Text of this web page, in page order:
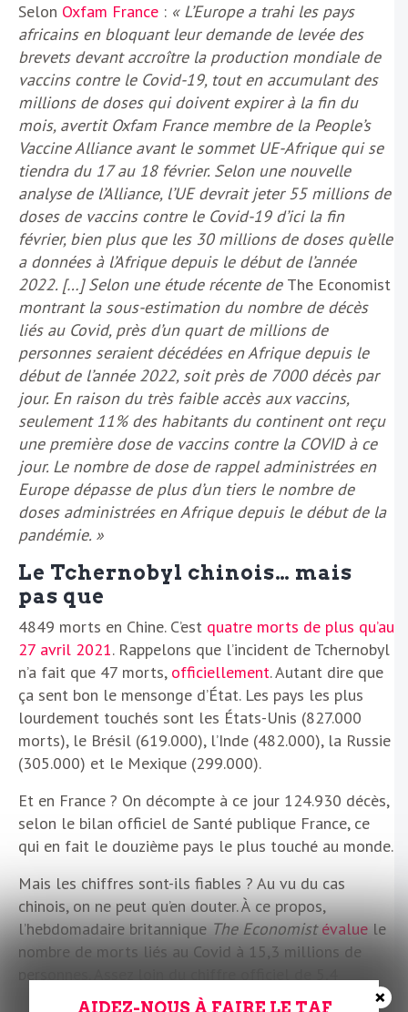
Selon Oxfam France : « L’Europe a trahi les pays
africains en bloquant leur demande de levée des
brevets devant accroître la production mondiale de
vaccins contre le Covid-19, tout en accumulant des
millions de doses qui doivent expirer à la fin du
mois, avertit Oxfam France membre de la People’s
Vaccine Alliance avant le sommet UE-Afrique qui se
tiendra du 17 au 18 février. Selon une nouvelle
analyse de l’Alliance, l’UE devrait jeter 55 millions de
doses de vaccins contre le Covid-19 d’ici la fin
février, bien plus que les 30 millions de doses qu’elle
a données à l’Afrique depuis le début de l’année
2022. […] Selon une étude récente de The Economist
montrant la sous-estimation du nombre de décès
liés au Covid, près d’un quart de millions de
personnes seraient décédées en Afrique depuis le
début de l’année 2022, soit près de 7000 décès par
jour. En raison du très faible accès aux vaccins,
seulement 11% des habitants du continent ont reçu
une première dose de vaccins contre la COVID à ce
jour. Le nombre de dose de rappel administrées en
Europe dépasse de plus d’un tiers le nombre de
doses administrées en Afrique depuis le début de la
pandémie. »
Le Tchernobyl chinois… mais
pas que
4849 morts en Chine. C’est quatre morts de plus qu’au
27 avril 2021. Rappelons que l’incident de Tchernobyl
n’a fait que 47 morts, officiellement. Autant dire que
ça sent bon le mensonge d’État. Les pays les plus
lourdement touchés sont les États-Unis (827.000
morts), le Brésil (619.000), l’Inde (482.000), la Russie
(305.000) et le Mexique (299.000).
Et en France ? On décompte à ce jour 124.930 décès,
selon le bilan officiel de Santé publique France, ce
qui en fait le douzième pays le plus touché au monde.
Mais les chiffres sont-ils fiables ? Au vu du cas
chinois, on ne peut qu’en douter. À ce propos,
l’hebdomadaire britanniqueThe Economist évaluele
nombre de morts liés au Covid à 15,3 millions de
personnes. Assez loin du chiffre officiel de 5,4
millions de morts à l’échelle planétaire. Il n’y a pas
AIDEZ-NOUS À FAIRE LE TAF ×